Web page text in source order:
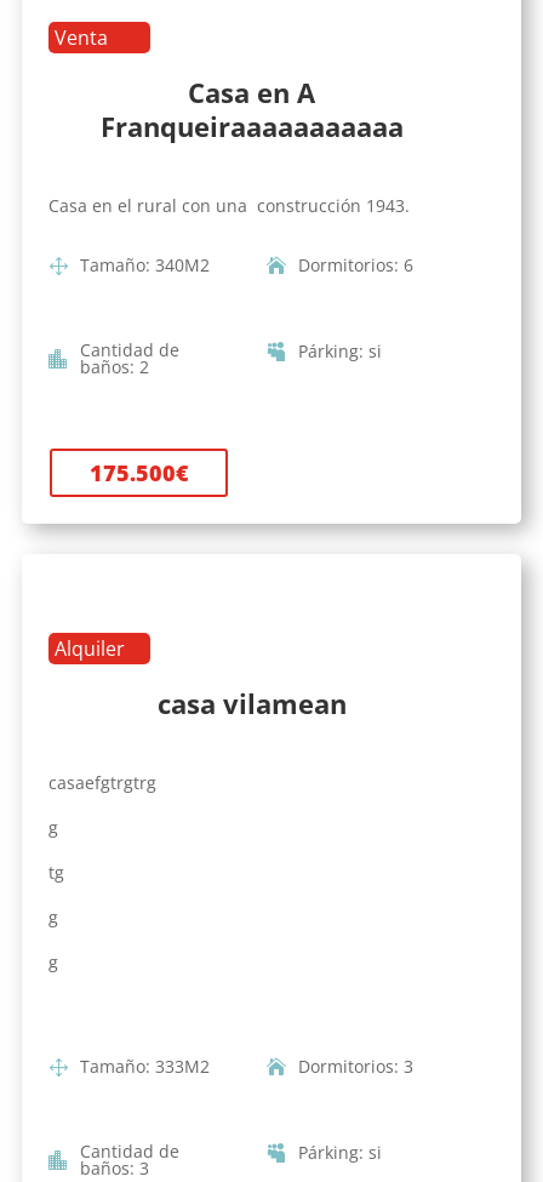
Venta
Casa en A
Franqueiraaaaaaaaaaa
Casa en el rural con una construcción 1943.
Tamaño: 340M2 Dormitorios: 6
Cantidad de
baños: 2
Párking: si
175.500€
Alquiler
casa vilamean
casaefgtrgtrg
g
tg
g
g
Tamaño: 333M2 Dormitorios: 3
Cantidad de
baños: 3
Párking: si